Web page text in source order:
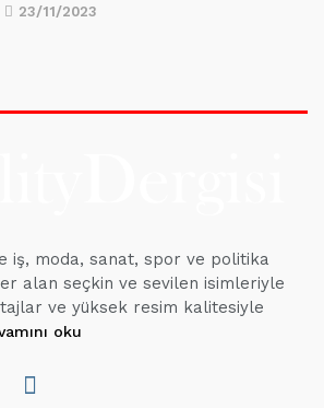
23/11/2023
iş, moda, sanat, spor ve politika
alan seçkin ve sevilen isimleriyle
ve yüksek resim kalitesiyle
oku